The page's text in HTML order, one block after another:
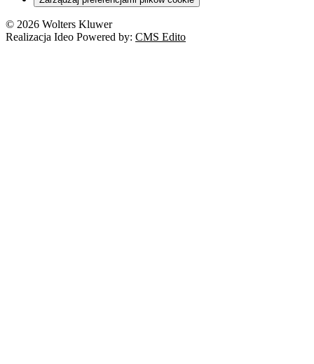
Prawo autorskie
© 2026 Wolters Kluwer
Realizacja Ideo Powered by: CMS Edito